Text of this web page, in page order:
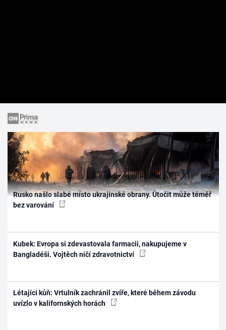
Rusko našlo slabé místo ukrajinské obrany. Útočit může téměř
bez varování
Kubek: Evropa si zdevastovala farmacii, nakupujeme v
Bangladéši. Vojtěch ničí zdravotnictví
Létající kůň: Vrtulník zachránil zvíře, které během závodu
uvízlo v kalifornských horách